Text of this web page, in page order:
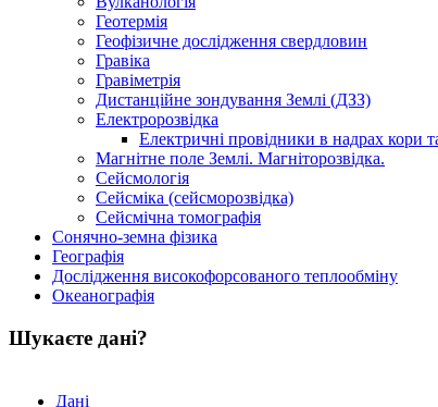
Геотермія
Геофізичне дослідження свердловин
Гравіка
Гравіметрія
Дистанційне зондування Землі (ДЗЗ)
Електророзвідка
Електричні провідники в надрах кори
Магнітне поле Землі. Магніторозвідка.
Сейсмологія
Сейсміка (сейсморозвідка)
Сейсмічна томографія
Сонячно-земна фізика
Географія
Дослідження високофорсованого теплообміну
Океанографія
Шукаєте дані?
Дані